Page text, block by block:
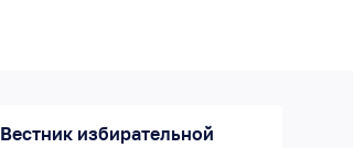
Вестник избирательной